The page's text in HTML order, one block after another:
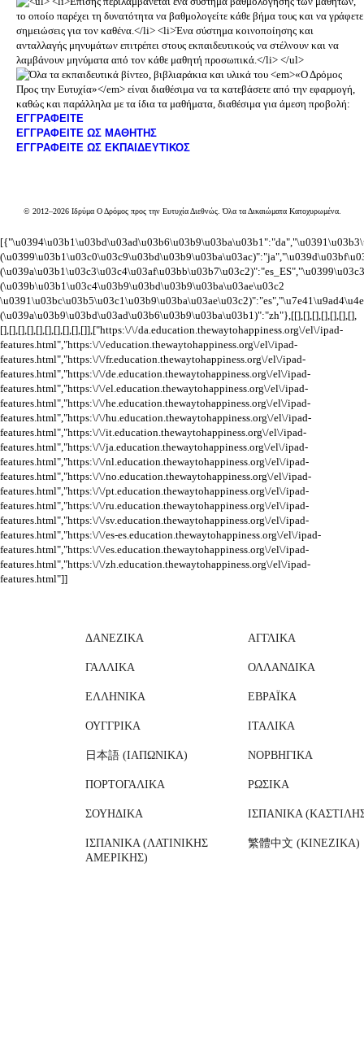
ΕΓΓΡΑΦΕΙΤΕ
ΕΓΓΡΑΦΕΙΤΕ ΩΣ ΜΑΘΗΤΗΣ
ΕΓΓΡΑΦΕΙΤΕ ΩΣ ΕΚΠΑΙΔΕΥΤΙΚΟΣ
© 2012–2026 Ιδρύμα Ο Δρόμος προς την Ευτυχία Διεθνώς. Όλα τα Δικαιώματα Κατοχυρωμένα.
(\u039b\u03b1\u03c4\u03b9\u03bd\u03b9\u03ba\u03ae\u03c2
(\u039a\u03b9\u03bd\u03ad\u03b6\u03b9\u03ba\u03b1)":"zh"},[[],[],[],[],[],[],[],
[],[],[],[],[],[],[],[],[],[]],["https:\/\/da.education.thewaytohappiness.org\/el\/ipad-
features.html","https:\/\/education.thewaytohappiness.org\/el\/ipad-
features.html","https:\/\/fr.education.thewaytohappiness.org\/el\/ipad-
features.html","https:\/\/de.education.thewaytohappiness.org\/el\/ipad-
features.html","https:\/\/el.education.thewaytohappiness.org\/el\/ipad-
features.html","https:\/\/he.education.thewaytohappiness.org\/el\/ipad-
features.html","https:\/\/hu.education.thewaytohappiness.org\/el\/ipad-
features.html","https:\/\/it.education.thewaytohappiness.org\/el\/ipad-
features.html","https:\/\/ja.education.thewaytohappiness.org\/el\/ipad-
features.html","https:\/\/nl.education.thewaytohappiness.org\/el\/ipad-
features.html","https:\/\/no.education.thewaytohappiness.org\/el\/ipad-
features.html","https:\/\/pt.education.thewaytohappiness.org\/el\/ipad-
features.html","https:\/\/ru.education.thewaytohappiness.org\/el\/ipad-
features.html","https:\/\/sv.education.thewaytohappiness.org\/el\/ipad-
features.html","https:\/\/es-es.education.thewaytohappiness.org\/el\/ipad-
features.html","https:\/\/es.education.thewaytohappiness.org\/el\/ipad-
features.html","https:\/\/zh.education.thewaytohappiness.org\/el\/ipad-
features.html"]]
ΔΑΝΈΖΙΚΑ ΑΓΓΛΙΚΆ
ΓΑΛΛΙΚΆ ΟΛΛΑΝΔΙΚΆ
ΕΛΛΗΝΙΚΆ ΕΒΡΑΪΚΆ
ΟΎΓΓΡΙΚΑ ΙΤΑΛΙΚΆ
日本語 (ΙΑΠΩΝΙΚΆ) ΝΟΡΒΗΓΙΚΆ
ΠΟΡΤΟΓΑΛΙΚΆ ΡΩΣΙΚΆ
ΣΟΥΗΔΙΚΆ ΙΣΠΑΝΙΚΆ
ΙΣΠΑΝΙΚΆ (ΛΑΤΙΝΙΚΉΣ
ΑΜΕΡΙΚΉΣ)
繁體中文 (ΚΙΝΈΖΙΚΑ)